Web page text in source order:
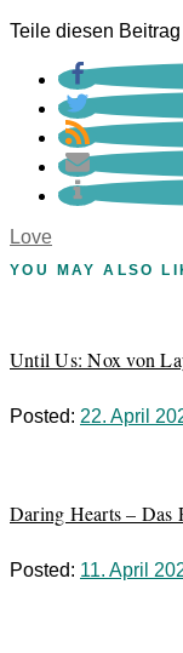
Teile diesen
Love
YOU MAY ALSO
Until Us: Nox von
Posted: 22. April
Daring Hearts –
Posted: 11. April